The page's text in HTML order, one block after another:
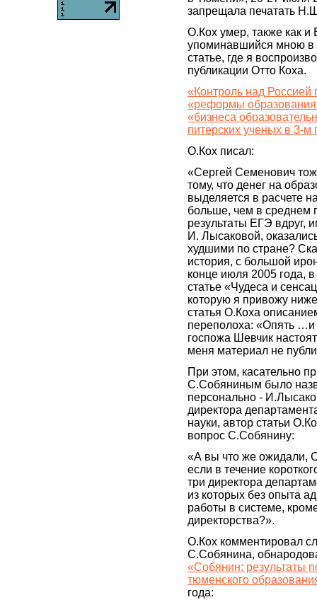
запрещала печатать
О.Кох умер, также как и
упоминавшийся мною в
статье, где я
публикации Отто Коха.
«Контроль над Россией
«реформы
«бизнеса
питерских ученых в 3-м
О.Кох писал:
«Сергей Семенович
тому, что денег на
выделяется в расчете
больше, чем в среднем
результаты ЕГЭ вдруг,
И. Лысаковой,
худшими по стране?
история, с большой
конце июля 2005 года,
статье «Чудеса и
которую я привожу
статья О.Коха
переполоха: «Опять …и
госпожа Шевчик
меня материал не
При этом, касательно
С.Собяниным было
персонально -
директора
науки, автор статьи
вопрос С.Собянину:
«А вы что же ожидали,
если в течение
три директора
из которых без опыта
работы в системе,
директорства?».
О.Кох комментировал
С.Собянина,
«Собянин: результаты
тюменского
года: